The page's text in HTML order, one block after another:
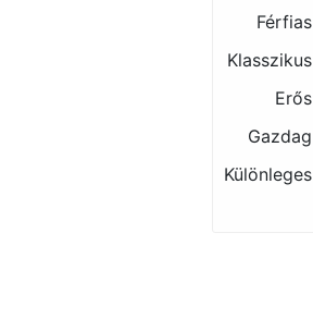
Férfias
Klasszikus
Erős
Gazdag
Különleges